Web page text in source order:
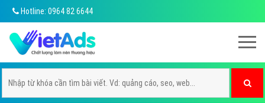
Hotline: 0964 82 6644